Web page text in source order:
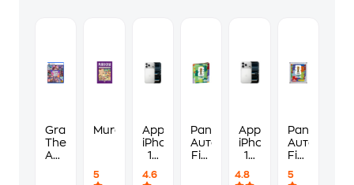
Grand
Theft
Auto
Standard
Murdoku
5
Apple
iPhone
17
Max
4.6
Panini
Αυτοκόλλητα
Fifa
Apple
iPhone
17
256GB
4.8
Panini
Fifa
Cup
5